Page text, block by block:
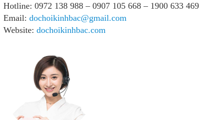
Hotline: 0972 138 988 – 0907 105 668 – 1900 633 469
Email: dochoikinhbac@gmail.com
Website: dochoikinhbac.com